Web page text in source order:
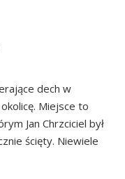
dech w
Miejsce to
Jan Chrzciciel był
ścięty. Niewiele